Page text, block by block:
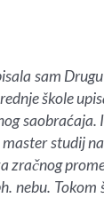
sam
škole
saobraćaja.
studij
zračnog
nebu. Tokom